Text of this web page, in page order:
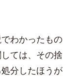
わかったもの
ては、その捨
分したほうが